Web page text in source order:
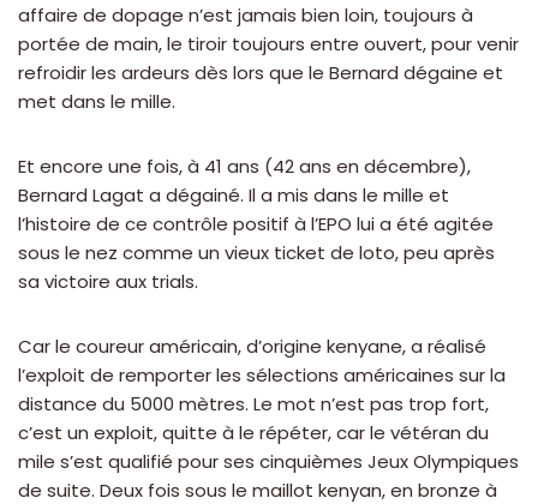
affaire de dopage n’est jamais bien loin, toujours à
portée de main, le tiroir toujours entre ouvert, pour venir
refroidir les ardeurs dès lors que le Bernard dégaine et
met dans le mille.
Et encore une fois, à 41 ans (42 ans en décembre),
Bernard Lagat a dégainé. Il a mis dans le mille et
l’histoire de ce contrôle positif à l’EPO lui a été agitée
sous le nez comme un vieux ticket de loto, peu après
sa victoire aux trials.
Car le coureur américain, d’origine kenyane, a réalisé
l’exploit de remporter les sélections américaines sur la
distance du 5000 mètres. Le mot n’est pas trop fort,
c’est un exploit, quitte à le répéter, car le vétéran du
mile s’est qualifié pour ses cinquièmes Jeux Olympiques
de suite. Deux fois sous le maillot kenyan, en bronze à